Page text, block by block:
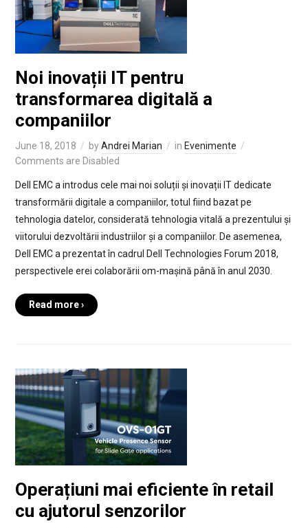
Noi inovații IT pentru
transformarea digitală a
companiilor
June 18, 2018 byAndrei Marian in Evenimente
Comments are Disabled
Dell EMC a introdus cele mai noi soluții și inovații IT dedicate
transformării digitale a companiilor, totul fiind bazat pe
tehnologia datelor, considerată tehnologia vitală a prezentului și
viitorului dezvoltării industriilor și a companiilor. De asemenea,
Dell EMC a prezentat în cadrul Dell Technologies Forum 2018,
perspectivele erei colaborării om-mașină până în anul 2030.
Read more ›
Operațiuni mai eficiente în retail
cu ajutorul senzorilor